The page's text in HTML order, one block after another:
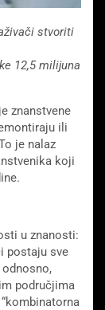
stvoriti
12,5 milijuna
znanstvene
ili
je nalaz
koji
u znanosti:
postaju sve
područjima